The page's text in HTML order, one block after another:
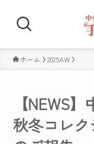
ホーム 2025AW
【NEWS
秋冬コレ